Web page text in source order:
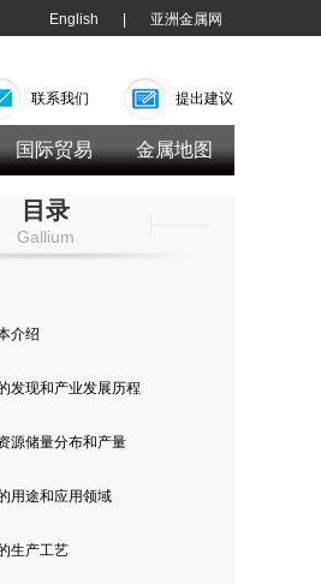
亚洲金属网
English
联系我们 提出建议
国际贸易 金属地图
目录
Gallium
介绍
发现和产业发展历程
源储量分布和产量
用途和应用领域
生产工艺